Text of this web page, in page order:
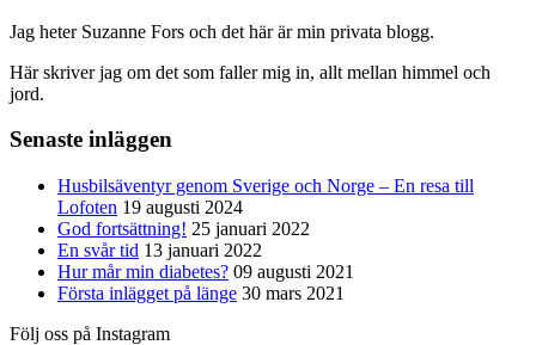
Jag heter Suzanne Fors och det här är min privata blogg.
Här skriver jag om det som faller mig in, allt mellan himmel och
jord.
Senaste inläggen
Husbilsäventyr genom Sverige och Norge – En resa till
Lofoten 19 augusti 2024
God fortsättning! 25 januari 2022
En svår tid 13 januari 2022
Hur mår min diabetes? 09 augusti 2021
Första inlägget på länge 30 mars 2021
Följ oss på Instagram